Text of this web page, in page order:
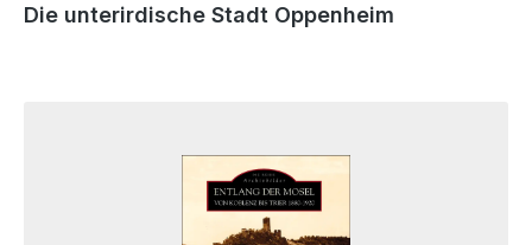
Die unterirdische Stadt Oppenheim